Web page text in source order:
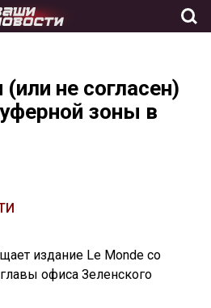
(или не согласен)
зоны в
издание Le Monde со
офиса Зеленского